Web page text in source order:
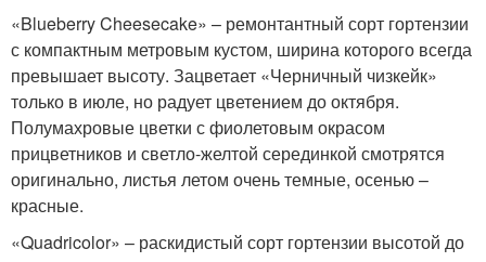
«Blueberry Cheesecake» – ремонтантный сорт гортензии
с компактным метровым кустом, ширина которого всегда
превышает высоту. Зацветает «Черничный чизкейк»
только в июле, но радует цветением до октября.
Полумахровые цветки с фиолетовым окрасом
прицветников и светло-желтой серединкой смотрятся
оригинально, листья летом очень темные, осенью –
красные.
«Quadricolor» – раскидистый сорт гортензии высотой до